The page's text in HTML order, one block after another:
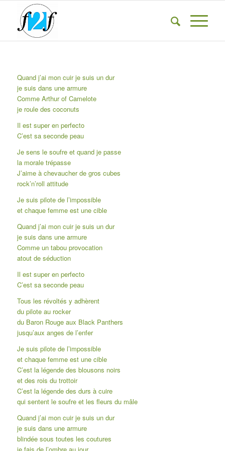
Quand j’ai mon cuir je suis un dur
je suis dans une armure
Comme Arthur of Camelote
je roule des coconuts
Il est super en perfecto
C’est sa seconde peau
Je sens le soufre et quand je passe
la morale trépasse
J’aime à chevaucher de gros cubes
rock’n’roll attitude
Je suis pilote de l’impossible
et chaque femme est une cible
Quand j’ai mon cuir je suis un dur
je suis dans une armure
Comme un tabou provocation
atout de séduction
Il est super en perfecto
C’est sa seconde peau
Tous les révoltés y adhèrent
du pilote au rocker
du Baron Rouge aux Black Panthers
jusqu’aux anges de l’enfer
Je suis pilote de l’impossible
et chaque femme est une cible
C’est la légende des blousons noirs
et des rois du trottoir
C’est la légende des durs à cuire
qui sentent le soufre et les fleurs du mâle
Quand j’ai mon cuir je suis un dur
je suis dans une armure
blindée sous toutes les coutures